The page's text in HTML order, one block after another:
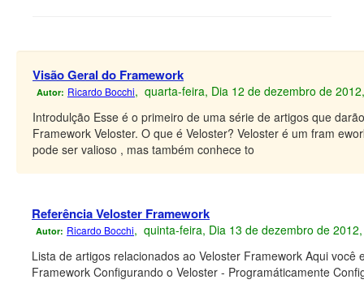
Visão Geral do Framework
Autor: Ricardo Bocchi, quarta-feira, Dia 12 de dezembro de
Introdulção Esse é o primeiro de uma série de artigos que
Framework Veloster. O que é Veloster? Veloster é um fram
pode ser valioso , mas também conhece to
Referência Veloster Framework
Autor: Ricardo Bocchi, quinta-feira, Dia 13 de dezembro de
Lista de artigos relacionados ao Veloster Framework Aqui
Framework Configurando o Veloster - Programáticamente